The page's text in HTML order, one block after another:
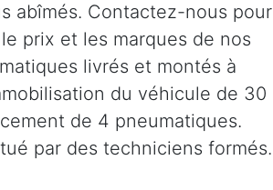
abîmés. Contactez-nous pour
prix et les marques de nos
livrés et montés à
du véhicule de 30
de 4 pneumatiques.
par des techniciens formés.